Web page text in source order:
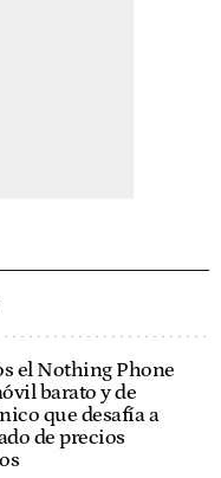
el Nothing Phone
barato y de
que desafía a
de precios